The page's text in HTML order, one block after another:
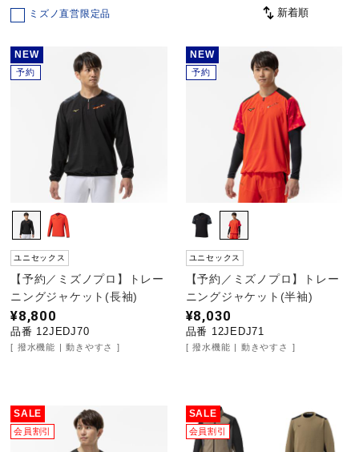
トレーニング
スイム
バレーボール
バドミントン
ミズノ直営限定品
NEW
予約
ユニセックス
【予約／ミズノプロ】トレー
ニングジャケット(長袖)
¥8,800
品番 12JEDJ70
撥水機能 動きやすさ
NEW
予約
ユニセックス
【予約／ミズノプロ】トレー
ニングジャケット(半袖)
¥8,030
品番 12JEDJ71
撥水機能 動きやすさ
SALE
会員割引
SALE
会員割引